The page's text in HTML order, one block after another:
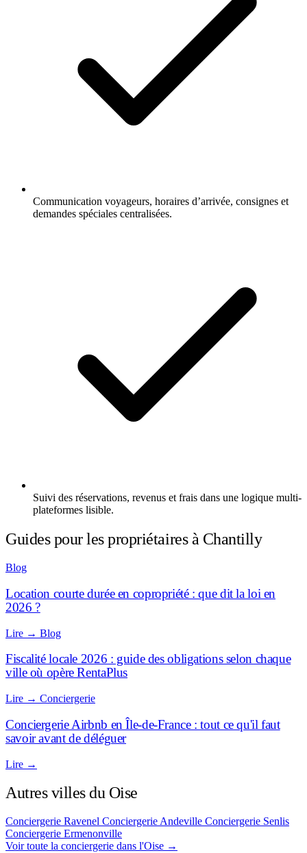
Communication voyageurs, horaires d’arrivée, consignes et
demandes spéciales centralisées.
Suivi des réservations, revenus et frais dans une logique multi-
plateformes lisible.
Guides pour les propriétaires à Chantilly
Blog
Location courte durée en copropriété : que dit la loi en
2026 ?
Lire → Blog
Fiscalité locale 2026 : guide des obligations selon chaque
ville où opère RentaPlus
Lire → Conciergerie
Conciergerie Airbnb en Île-de-France : tout ce qu'il faut
savoir avant de déléguer
Lire →
Autres villes du Oise
Conciergerie Ravenel Conciergerie Andeville Conciergerie Senlis
Conciergerie Ermenonville
Voir toute la conciergerie dans l'Oise →